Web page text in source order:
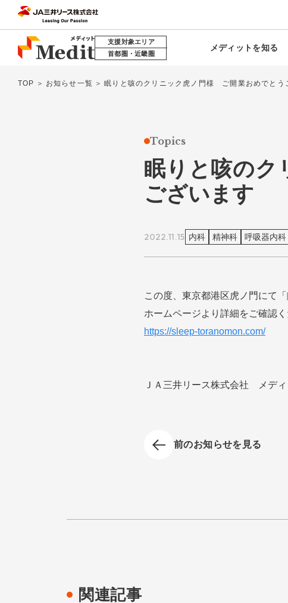
支援対象エリア
首都圏・近畿圏
メディットを知る
DX製品を探
各種リース
TOP お知らせ一覧 眠りと咳のクリニック虎ノ門様 ご開業おめでとう
Topics
眠りと咳の
ございます
2022.11.15 内科 精神科 呼吸器内科
この度、東京都港区虎ノ門にて「
ホームページより詳細をご確認く
https://sleep-toranomon.com/
ＪＡ三井リース株式会社 メデ
前のお知らせを見る
関連記事